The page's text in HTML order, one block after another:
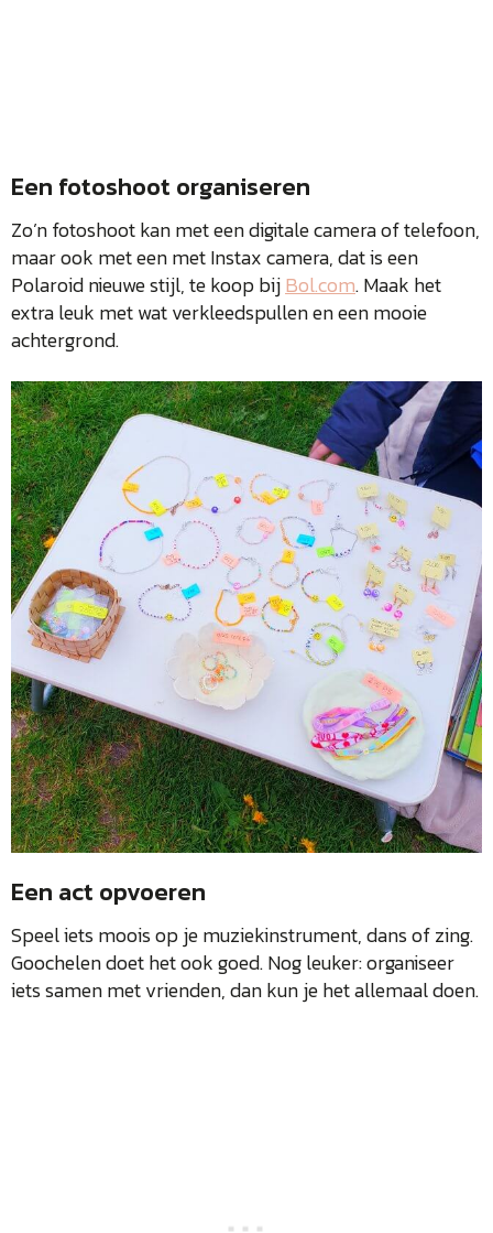
Een fotoshoot organiseren
Zo’n fotoshoot kan met een digitale camera of telefoon,
maar ook met een met Instax camera, dat is een
Polaroid nieuwe stijl, te koop bijBol.com. Maak het
extra leuk met wat verkleedspullen en een mooie
achtergrond.
Een act opvoeren
Speel iets moois op je muziekinstrument, dans of zing.
Goochelen doet het ook goed. Nog leuker: organiseer
iets samen met vrienden, dan kun je het allemaal doen.